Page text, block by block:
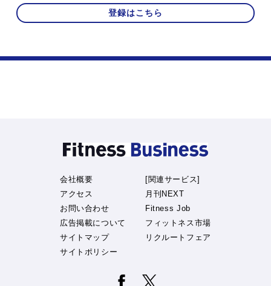
登録はこちら
会社概要
アクセス
お問い合わせ
広告掲載について
サイトマップ
サイトポリシー
[関連サービス]
月刊NEXT
Fitness Job
フィットネス市場
リクルートフェア